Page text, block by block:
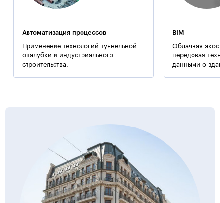
Автоматизация процессов
Применение технологий туннельной
опалубки и индустриального
строительства.
BIM
Облачная
передовая
данными о